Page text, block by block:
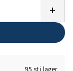
+
95 st i lager